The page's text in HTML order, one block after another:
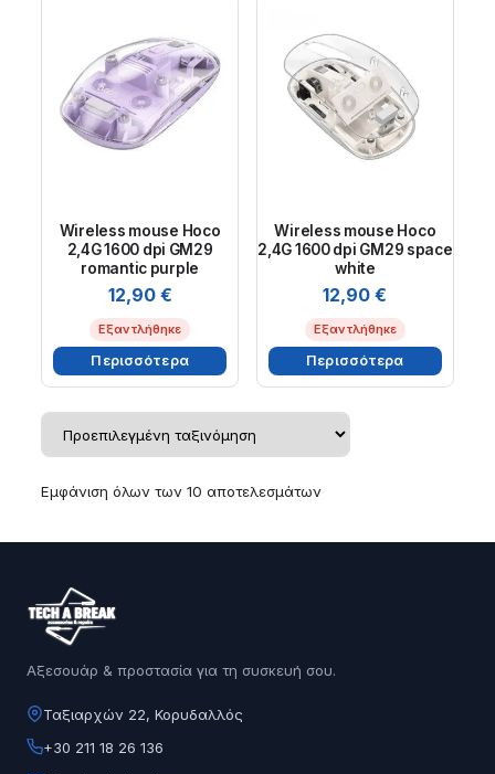
Wireless mouse Hoco
2,4G 1600 dpi GM29
romantic purple
12,90 €
Εξαντλήθηκε
Περισσότερα
Wireless mouse Hoco
2,4G 1600 dpi GM29 space
white
12,90€
Εξαντλήθηκε
Περισσότερα
Εμφάνιση όλων των 10 αποτελεσμάτων
Αξεσουάρ & προστασία για τη συσκευή σου.
Ταξιαρχών 22, Κορυδαλλός
+30 211 18 26 136